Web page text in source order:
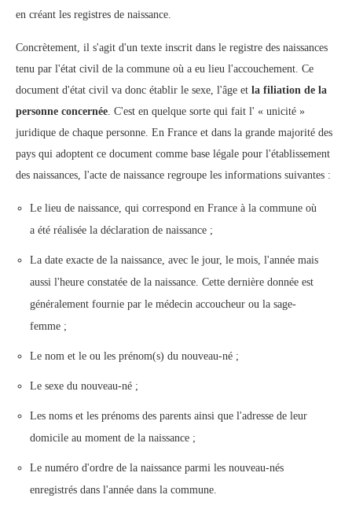
en créant les registres de naissance.
Concrètement, il s'agit d'un texte inscrit dans le registre des naissances
tenu par l'état civil de la commune où a eu lieu l'accouchement. Ce
document d'état civil va donc établir le sexe, l'âge et la filiation de la
personne concernée. C'est en quelque sorte qui fait l' « unicité »
juridique de chaque personne. En France et dans la grande majorité des
pays qui adoptent ce document comme base légale pour l'établissement
des naissances, l'acte de naissance regroupe les informations suivantes :
Le lieu de naissance, qui correspond en France à la commune où
a été réalisée la déclaration de naissance ;
La date exacte de la naissance, avec le jour, le mois, l'année mais
aussi l'heure constatée de la naissance. Cette dernière donnée est
généralement fournie par le médecin accoucheur ou la sage-
femme ;
Le nom et le ou les prénom(s) du nouveau-né ;
Le sexe du nouveau-né ;
Les noms et les prénoms des parents ainsi que l'adresse de leur
domicile au moment de la naissance ;
Le numéro d'ordre de la naissance parmi les nouveau-nés
enregistrés dans l'année dans la commune.